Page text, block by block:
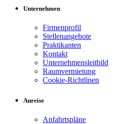
Unternehmen
Firmenprofil
Stellenangebote
Praktikanten
Kontakt
Unternehmensleitbild
Raumvermietung
Cookie-Richtlinen
Anreise
Anfahrtspläne